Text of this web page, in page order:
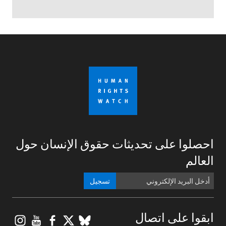
احصلوا على تحديثات حقوق الإنسان حول
العالم
تسجيل
ابقوا على اتصال BlueSky
X